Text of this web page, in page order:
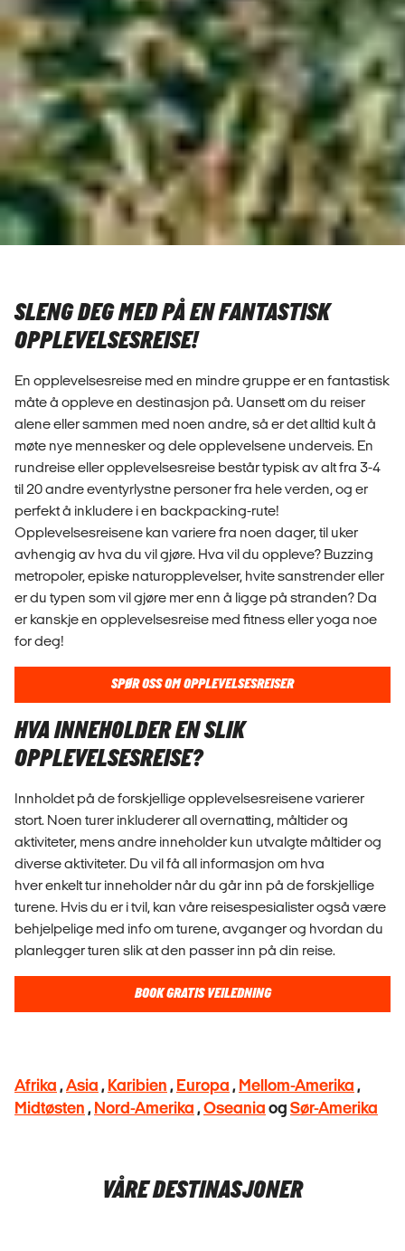
SLENG DEG MED PÅ EN FANTASTISK
OPPLEVELSESREISE!
En opplevelsesreise med en mindre gruppe er en fantastisk
måte å oppleve en destinasjon på. Uansett om du reiser
alene eller sammen med noen andre, så er det alltid kult å
møte nye mennesker og dele opplevelsene underveis. En
rundreise eller opplevelsesreise består typisk av alt fra 3-4
til 20 andre eventyrlystne personer fra hele verden, og er
perfekt å inkludere i en backpacking-rute!
Opplevelsesreisene kan variere fra noen dager, til uker
avhengig av hva du vil gjøre. Hva vil du oppleve? Buzzing
metropoler, episke naturopplevelser, hvite sanstrender eller
er du typen som vil gjøre mer enn å ligge på stranden? Da
er kanskje en opplevelsesreise med fitness eller yoga noe
for deg!
SPØR OSS OM OPPLEVELSESREISER
HVA INNEHOLDER EN SLIK
OPPLEVELSESREISE?
Innholdet på de forskjellige opplevelsesreisene varierer
stort. Noen turer inkluderer all overnatting, måltider og
aktiviteter, mens andre inneholder kun utvalgte måltider og
diverse aktiviteter. Du vil få all informasjon om hva
hver enkelt tur inneholder når du går inn på de forskjellige
turene. Hvis du er i tvil, kan våre reisespesialister også være
behjelpelige med info om turene, avganger og hvordan du
planlegger turen slik at den passer inn på din reise.
BOOK GRATIS VEILEDNING
Afrika ,Asia , Karibien , Europa , Mellom-Amerika ,
Midtøsten , Nord-Amerika ,Oseania og Sør-Amerika
VÅRE DESTINASJONER